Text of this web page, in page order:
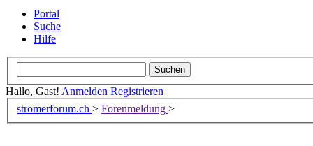
Portal
Suche
Hilfe
Hallo, Gast! Anmelden Registrieren
stromerforum.ch > Forenmeldung >